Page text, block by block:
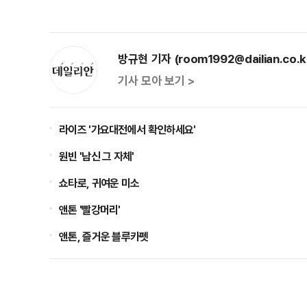
방규현 기자
기사 모아 보기 >
라이즈 '가요대전에서 확인하세요'
원빈 '남신 그 자체'
쇼타로, 귀여운 미소
앤톤 '빨강머리'
앤톤, 즐거운 블루카펫